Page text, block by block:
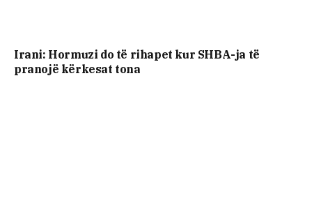
Irani: Hormuzi do të rihapet kur SHBA-ja të
pranojë kërkesat tona